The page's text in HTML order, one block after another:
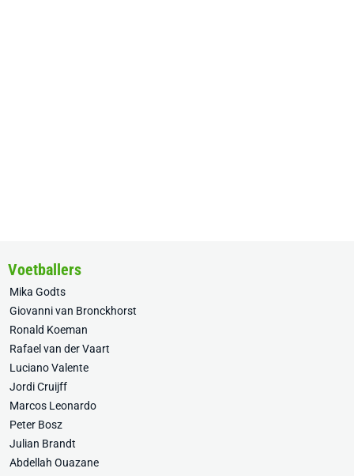
Voetballers
Mika Godts
Giovanni van Bronckhorst
Ronald Koeman
Rafael van der Vaart
Luciano Valente
Jordi Cruijff
Marcos Leonardo
Peter Bosz
Julian Brandt
Abdellah Ouazane